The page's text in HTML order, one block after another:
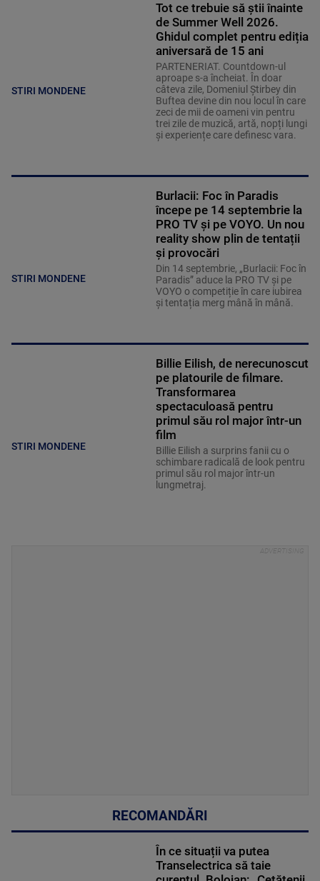
STIRI MONDENE
Tot ce trebuie să știi înainte
de Summer Well 2026.
Ghidul complet pentru ediția
aniversară de 15 ani
PARTENERIAT. Countdown-ul
aproape s-a încheiat. În doar
câteva zile, Domeniul Știrbey din
Buftea devine din nou locul în care
zeci de mii de oameni vin pentru
trei zile de muzică, artă, nopți lungi
și experiențe care definesc vara.
STIRI MONDENE
Burlacii: Foc în Paradis
începe pe 14 septembrie la
PRO TV și pe VOYO. Un nou
reality show plin de tentații
și provocări
Din 14 septembrie, „Burlacii: Foc în
Paradis” aduce la PRO TV și pe
VOYO o competiție în care iubirea
și tentația merg mână în mână.
STIRI MONDENE
Billie Eilish, de nerecunoscut
pe platourile de filmare.
Transformarea
spectaculoasă pentru
primul său rol major într-un
film
Billie Eilish a surprins fanii cu o
schimbare radicală de look pentru
primul său rol major într-un
lungmetraj.
RECOMANDĂRI
În ce situații va putea
Transelectrica să taie